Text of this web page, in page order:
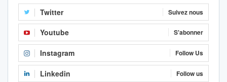
Twitter Suivez nous
Youtube S'abonner
Instagram Follow Us
Linkedin Follow us